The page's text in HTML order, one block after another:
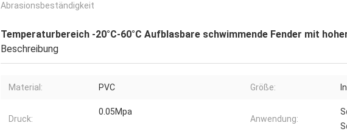
Abrasionsbeständigkeit
Temperaturbereich -20°C-60°C Aufblasbare schwimmende Fender mit
Beschreibung
Material: PVC Größe:
Druck:
0.05Mpa
Anwendung: